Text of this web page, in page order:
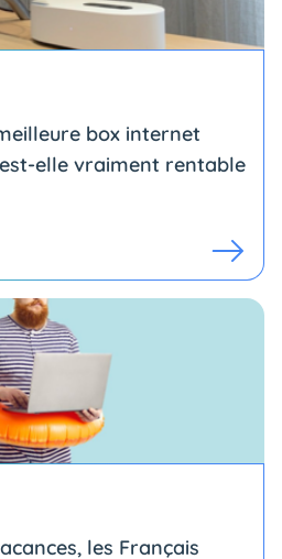
box internet
elle vraiment rentable
les Français